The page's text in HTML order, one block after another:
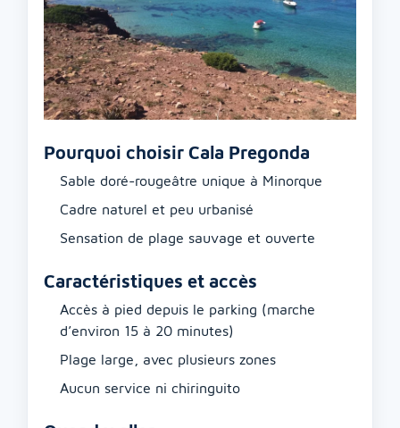
Pourquoi choisir Cala Pregonda
Sable doré-rougeâtre unique à Minorque
Cadre naturel et peu urbanisé
Sensation de plage sauvage et ouverte
Caractéristiques et accès
Accès à pied depuis le parking (marche
d’environ 15 à 20 minutes)
Plage large, avec plusieurs zones
Aucun service ni chiringuito